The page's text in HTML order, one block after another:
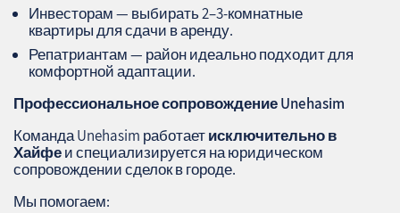
Инвесторам — выбирать 2–3‑комнатные
квартиры для сдачи в аренду.
Репатриантам — район идеально подходит для
комфортной адаптации.
Профессиональное сопровождениеUnehasim
Команда Unehasim работаетисключительно в
Хайфеи специализируется на юридическом
сопровождении сделок в городе.
Мы помогаем: